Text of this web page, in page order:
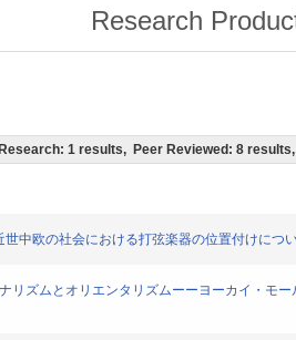
Research
1 results, Peer Reviewed: 8
中欧の社会における打弦楽器の位置付けにつ
リズムとオリエンタリズムーーヨーカイ・